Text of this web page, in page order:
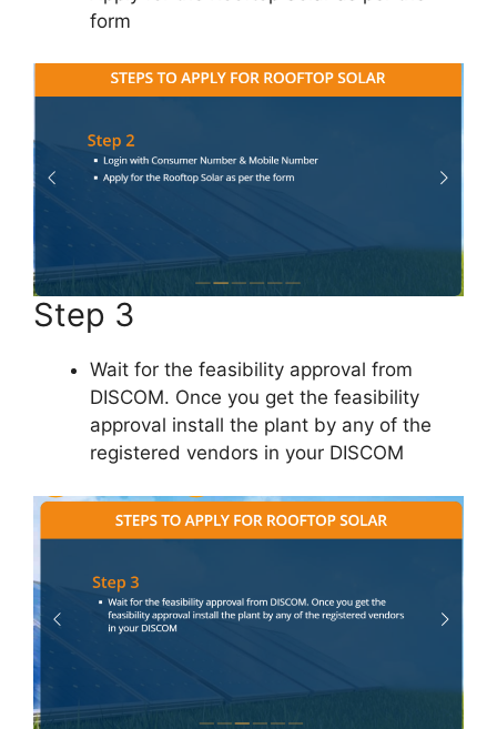
form
Step 3
Wait for the feasibility approval from
DISCOM. Once you get the feasibility
approval install the plant by any of the
registered vendors in your DISCOM